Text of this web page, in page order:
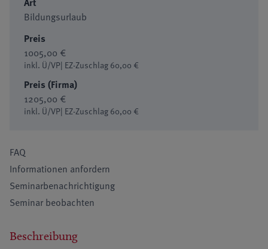
Bildungsurlaub
Preis
1005,00 €
inkl. Ü/VP| EZ-Zuschlag 60,00 €
Preis (Firma)
1205,00 €
inkl. Ü/VP| EZ-Zuschlag 60,00 €
FAQ
Informationen anfordern
Seminarbenachrichtigung
Seminar beobachten
Beschreibung